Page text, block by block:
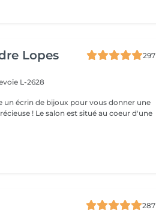
Lopes
297
L-2628
un écrin de bijoux pour vous donner une
! Le salon est situé au coeur d'une
287